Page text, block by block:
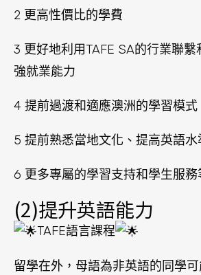
2 更高性價比的學費
3 更好地利用TAFE SA的行業聯
強就業能力
4 提前過渡和適應澳洲的學習模式
5 提前熟悉當地文化、提高英語水
6 更多專屬的學習支持和學生服務
(2)提升英語能力
TAFE語言課程
留學在外，母語為非英語的同學